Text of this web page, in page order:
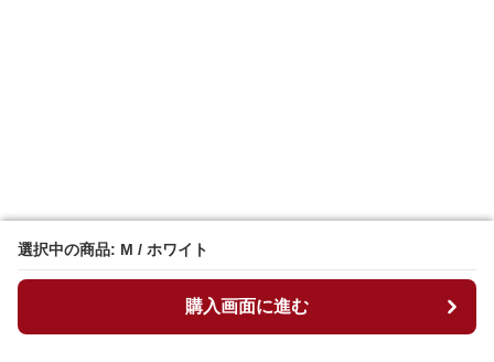
選択中の商品: M / ホワイト
購入画面に進む
選択中の商品: M / ホワイト
購入画面に進む